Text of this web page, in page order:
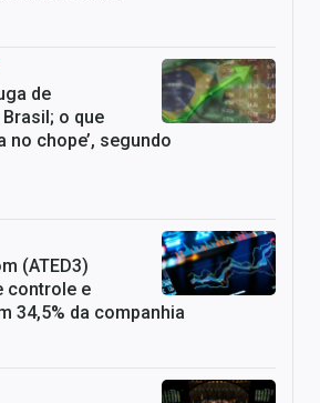
de
o que
no chope’, segundo
(ATED3)
controle e
34,5% da companhia